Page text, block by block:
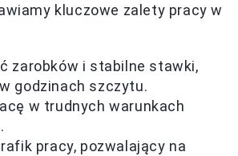
kluczowe zalety pracy w
zarobków i stabilne stawki,
godzinach szczytu.
w trudnych warunkach
pracy, pozwalający na